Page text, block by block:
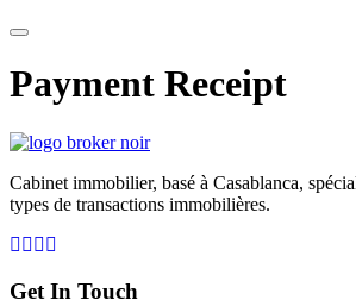
Payment Receipt
Cabinet immobilier, basé à Casablanca,
types de transactions immobilières.
Get In Touch